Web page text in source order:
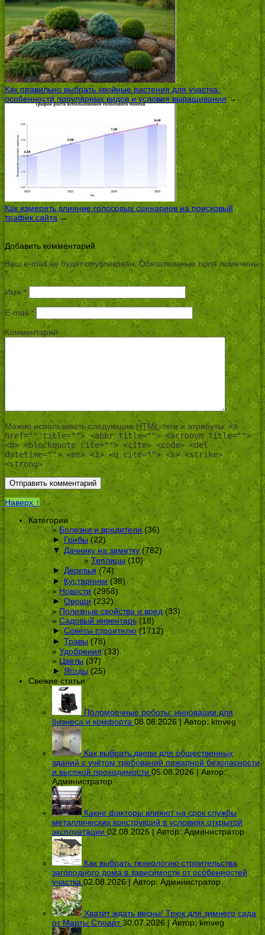
Как правильно выбрать хвойные растения для участка:
особенности популярных видов и условия выращивания→
Как измерять влияние голосовых сценариев на поисковый
трафик сайта →
Добавить комментарий
Ваш e-mail не будет опубликован.Обязательные поля помечены
*
Имя*
E-mail*
Комментарий
Можно использовать следующиеHTML-теги и атрибуты:<a
href="" title=""> <abbr title=""> <acronym title="">
<b> <blockquote cite=""> <cite> <code> <del
datetime=""> <em> <i> <q cite=""> <s> <strike>
<strong>
Наверх ↑
Категории
Болезни и вредители(36)
► Грибы(22)
▼ Дачнику на заметку(782)
Теплицы (10)
► Деревья(74)
► Кустарники(38)
Новости (2958)
► Овощи(232)
Полезные свойства и вред(33)
Садовый инвентарь(18)
► Советы строителю(1712)
► Травы(78)
Удобрения(33)
Цветы(37)
► Ягоды(25)
Свежие статьи
Поломоечные роботы: инновации для
бизнеса и комфорта 08.08.2026 | Автор:kmveg
Как выбрать двери для общественных
зданий с учётом требований пожарной безопасности
и высокой проходимости 05.08.2026 | Автор:
Администратор
Какие факторы влияют на срок службы
металлических конструкций в условиях открытой
эксплуатации 02.08.2026 | Автор:Администратор
Как выбрать технологию строительства
загородного дома в зависимости от особенностей
участка 02.08.2026 | Автор:Администратор
Хватит ждать весны! Трюк для зимнего сада
от Марты Стюарт 30.07.2026 | Автор: kmveg